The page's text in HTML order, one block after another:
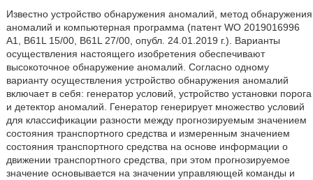
Известно устройство обнаружения аномалий, метод обнаружения
аномалий и компьютерная программа (патент WO 2019016996
A1, B61L 15/00, B61L 27/00, опубл. 24.01.2019 г.). Варианты
осуществления настоящего изобретения обеспечивают
высокоточное обнаружение аномалий. Согласно одному
варианту осуществления устройство обнаружения аномалий
включает в себя: генератор условий, устройство установки порога
и детектор аномалий. Генератор генерирует множество условий
для классификации разности между прогнозируемым значением
состояния транспортного средства и измеренным значением
состояния транспортного средства на основе информации о
движении транспортного средства, при этом прогнозируемое
значение основывается на значении управляющей команды и